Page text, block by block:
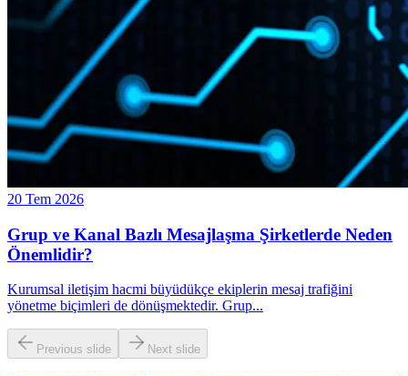
20 Tem 2026
Grup ve Kanal Bazlı Mesajlaşma Şirketlerde Neden
Önemlidir?
Kurumsal iletişim hacmi büyüdükçe ekiplerin mesaj trafiğini
yönetme biçimleri de dönüşmektedir. Grup...
Previous slide Next slide